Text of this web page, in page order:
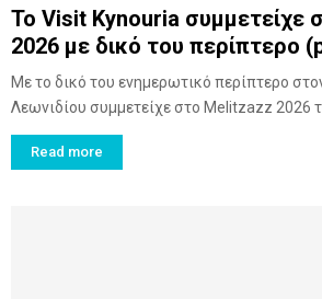
Το Visit Kynouria συμμετείχε
2026 με δικό του περίπτερο
Με το δικό του ενημερωτικό περίπτερο
Λεωνιδίου συμμετείχε στο Melitzazz 2026
Read more